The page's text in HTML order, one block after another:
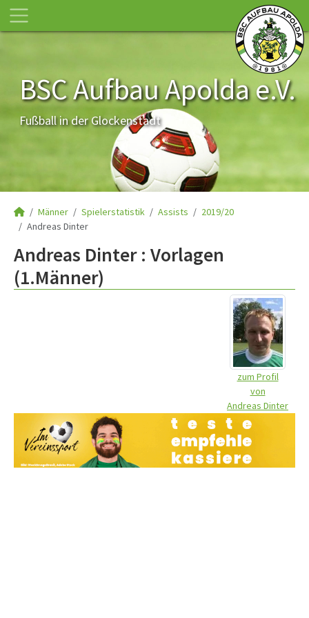
BSC Aufbau Apolda e.V.
Fußball in der Glockenstadt
Männer Spielerstatistik Assists
2019/20
Andreas Dinter
Andreas Dinter : Vorlagen
(1.Männer)
zum Profil
von
Andreas Dinter